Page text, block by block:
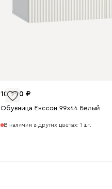
10 990
Обувница Енссон 99x44 Белый
В наличии в других цветах: 1 шт.